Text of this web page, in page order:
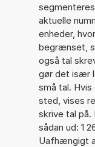
aktuelle
enheder,
begrænset,
også tal
gør det især
små tal.
sted, vises
skrive tal på.
sådan ud: 1
Uafhængigt